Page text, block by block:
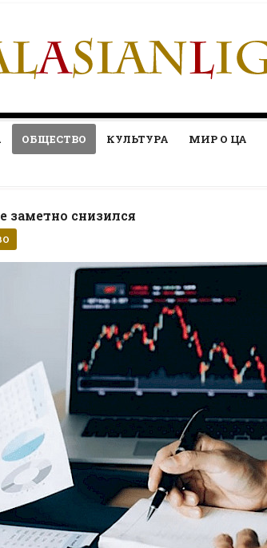
ОБЩЕСТВО КУЛЬТУРА МИР О ЦА
заметно снизился